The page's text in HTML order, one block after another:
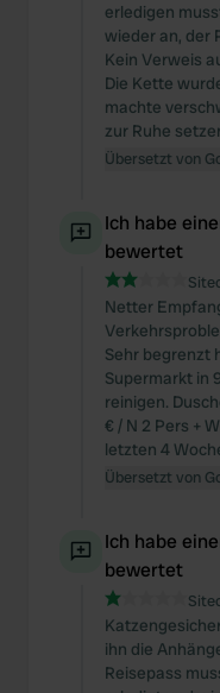
erledigen
wieder an, der
Kein Verweis
Die Kette
machte
zur Ruhe
Übersetzt von
Ich habe
bewertet
Netter
Sehr begrenzt
Supermarkt in
reinigen.
€ / N 2 Pers +
letzten 4
Übersetzt von
Ich habe
bewertet
ihn die
Reisepass